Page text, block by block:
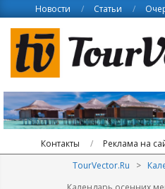
content
Новости Статьи
Контакты Реклама на
TourVector.Ru >